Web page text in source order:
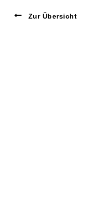
Zur Übersicht